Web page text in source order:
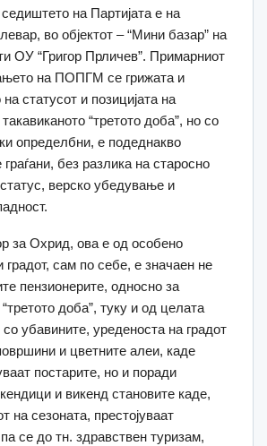
на Партијата е на
во објектот – “Мини базар” на
ОУ “Григор Прличев”. Примарниот
на ПОПГМ се грижата и
статусот и позицијата на
“третото доба”, но со
определбни, е подеднакво
без разлика на старосно
верско убедување и
за Охрид, ова е од особено
градот, сам по себе, е значаен не
пензионерите, односно за
доба”, туку и од целата
со убавините, уреденоста на градот
и цветните алеи, каде
постарите, но и поради
и викенд становите каде,
на сезоната, престојуваат
се до тн. здравствен туризам,